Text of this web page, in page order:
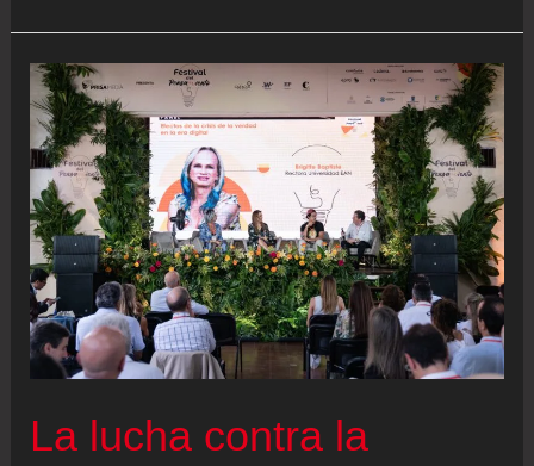
Miguel
Ángel
Medina
recibe
premio
Mare
Nostrum
Awards
La lucha contra la